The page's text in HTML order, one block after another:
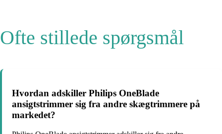
Ofte stillede spørgsmål
Hvordan adskiller Philips OneBlade
ansigtstrimmer sig fra andre skægtrimmere på
markedet?